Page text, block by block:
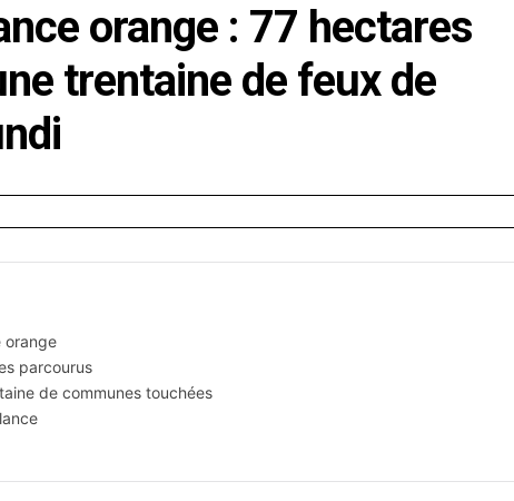
orange : 77 hectares
trentaine de feux de
orange
parcourus
de communes touchées